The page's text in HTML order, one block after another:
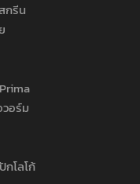
กรีน
อร์ม
โลโก้